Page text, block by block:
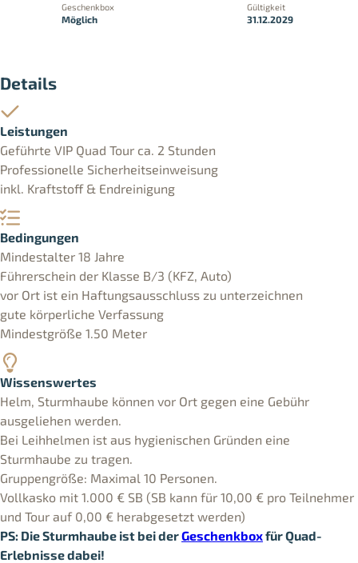
Geschenkbox
Möglich
Gültigkeit
31.12.2029
Details
Leistungen
Geführte VIP Quad Tour ca. 2 Stunden
Professionelle Sicherheitseinweisung
inkl. Kraftstoff & Endreinigung
Bedingungen
Mindestalter 18 Jahre
Führerschein der Klasse B/3 (KFZ, Auto)
vor Ort ist ein Haftungsausschluss zu unterzeichnen
gute körperliche Verfassung
Mindestgröße 1.50 Meter
Wissenswertes
Helm, Sturmhaube können vor Ort gegen eine Gebühr
ausgeliehen werden.
Bei Leihhelmen ist aus hygienischen Gründen eine
Sturmhaube zu tragen.
Gruppengröße: Maximal 10 Personen.
Vollkasko mit 1.000 € SB (SB kann für 10,00 € pro Teilnehmer
und Tour auf 0,00 € herabgesetzt werden)
PS: Die Sturmhaube ist bei derGeschenkboxfür Quad-
Erlebnisse dabei!